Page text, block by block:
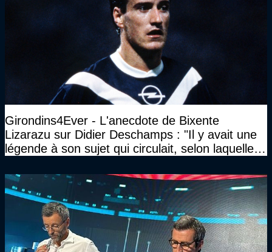
Girondins4Ever - L'anecdote de Bixente
Lizarazu sur Didier Deschamps : "Il y avait une
légende à son sujet qui circulait, selon laquelle il